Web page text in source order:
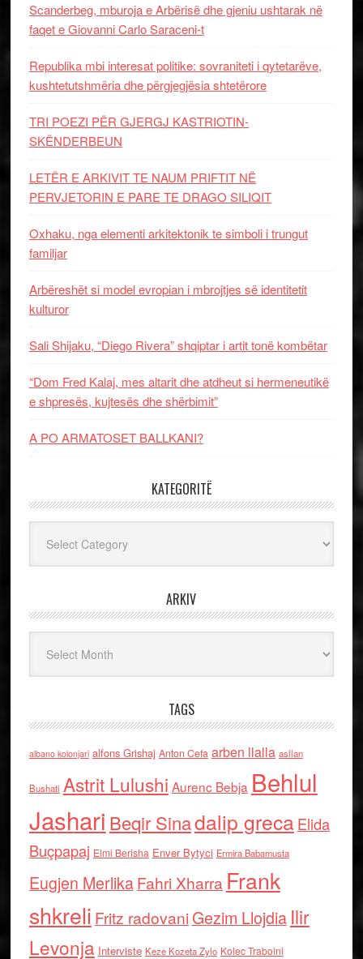
Scanderbeg, mburoja e Arbërisë dhe gjeniu ushtarak në
faqet e Giovanni Carlo Saraceni-t
Republika mbi interesat politike: sovraniteti i qytetarëve,
kushtetutshmëria dhe përgjegjësia shtetërore
TRI POEZI PËR GJERGJ KASTRIOTIN-
SKËNDERBEUN
LETËR E ARKIVIT TE NAUM PRIFTIT NË
PERVJETORIN E PARE TE DRAGO SILIQIT
Oxhaku, nga elementi arkitektonik te simboli i trungut
familjar
Arbëreshët si model evropian i mbrojtjes së identitetit
kulturor
Sali Shijaku, “Diego Rivera” shqiptar i artit tonë kombëtar
“Dom Fred Kalaj, mes altarit dhe atdheut si hermeneutikë
e shpresës, kujtesës dhe shërbimit”
A PO ARMATOSET BALLKANI?
KATEGORITË
ARKIV
TAGS
albano kolonjari alfons Grishaj Anton Cefa arben llalla asllan
Bushati Astrit Lulushi Aurenc Bebja Behlul
Jashari Beqir Sinadalip grecaElida
Buçpapaj Elmi Berisha Enver Bytyci Ermira Babamusta
Eugjen MerlikaFahri Xharra Frank
shkreli Fritz radovaniGezim Llojdia Ilir
Levonja Interviste Keze Kozeta Zylo Kolec Traboini